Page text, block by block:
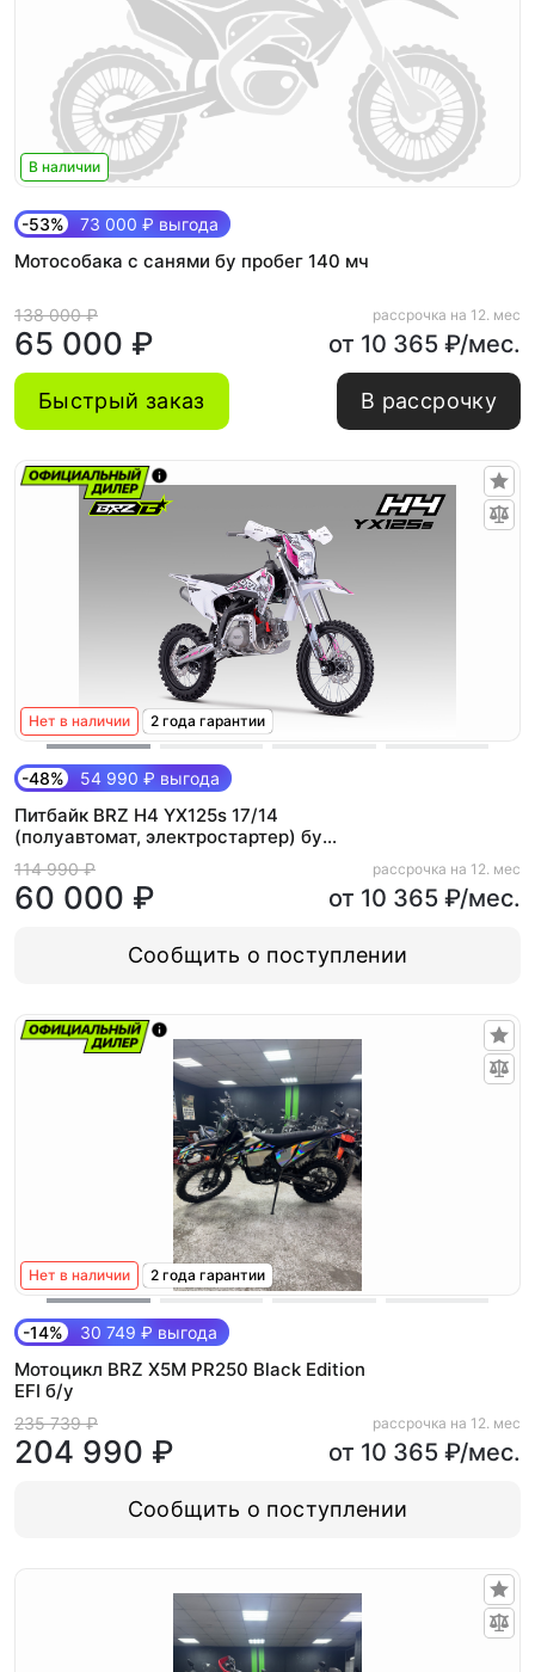
В наличии
-53% 73 000 ₽ выгода
Мотособака с санями бу пробег 140 мч
138 000 ₽
65 000 ₽
рассрочка на 12. мес
от 10 365 ₽/мес.
Быстрый заказ В рассрочку
Нет в наличии 2 года гарантии
-48% 54 990 ₽ выгода
Питбайк BRZ H4 YX125s 17/14
(полуавтомат, электростартер) бу
пробег 65 моточасов
114 990 ₽
60 000 ₽
рассрочка на 12. мес
от 10 365 ₽/мес.
Сообщить о поступлении
Нет в наличии 2 года гарантии
-14% 30 749 ₽ выгода
Мотоцикл BRZ X5M PR250 Black Edition
EFI б/у
235 739 ₽
204 990 ₽
рассрочка на 12. мес
от 10 365 ₽/мес.
Сообщить о поступлении